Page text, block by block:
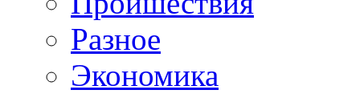
Разное
Экономика